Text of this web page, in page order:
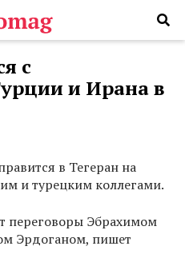
с
и Ирана в
в Тегеран на
и турецким коллегами.
переговоры Эбрахимом
Эрдоганом, пишет